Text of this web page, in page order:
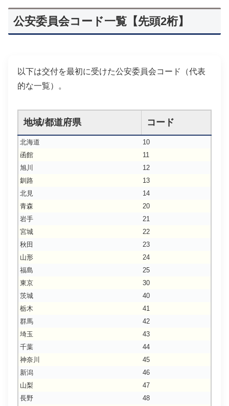
公安委員会コード一覧【先頭2桁】
以下は交付を最初に受けた公安委員会コード（代表
的な一覧）。
地域/都道府県 コード
北海道
10
函館
11
旭川
12
釧路
13
北見
14
青森
20
岩手
21
宮城
22
秋田
23
山形
24
福島
25
東京
30
茨城
40
栃木
41
群馬
42
埼玉
43
千葉
44
神奈川
45
新潟
46
山梨
47
長野
48